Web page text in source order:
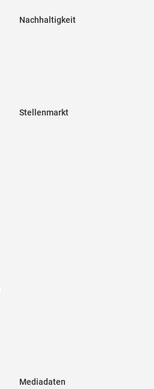
Nachhaltigkeit
Stellenmarkt
Mediadaten